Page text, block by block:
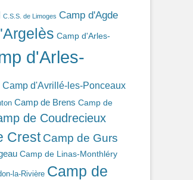
C.S.S. de Limoges Camp d'Agde
Camp d'Arles-
d'Arles-
Camp d'Avrillé-les-Ponceaux
Camp de Brens Camp de
de Coudrecieux
Crest Camp de Gurs
Camp de Linas-Monthléry
la-Rivière Camp de